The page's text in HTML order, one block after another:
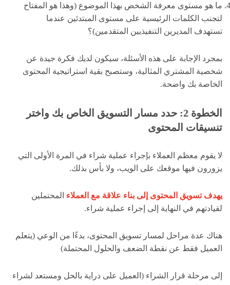
ما هو مستوى معرفة الشخص بهذا الموضوع (وهذا هو المفتاح
لتجنب الكلمات الرئيسية على مستوى المبتدئين عندما
تستهدف المديرين التنفيذيين المتقدمين)؟
بمجرد الإجابة على هذه الأسئلة، سيكون لديك فكرة جيدة عن
شخصية المشتري المثالية، وستصبح بقية استراتيجية المحتوى
الخاصة بك واضحة.
الخطوة 2: حدد مسار التسويق الخاص بك واختر
تنسيقات المحتوى
لا يقوم معظم العملاء بإجراء عملية شراء في المرة الأولى التي
يزورون فيها موقعك على الويب، ولا بأس بذلك.
يهدف تسويق المحتوى إلى بناء علاقة مع العملاء المحتملين
لقيادتهم في النهاية إلى إجراء عملية شراء.
هناك عدة مراحل لمسار تسويق المحتوى، بدءًا من الوعي (يتعلم
العميل فقط عن نقطة الضعف والحلول المحتملة)
إلى مرحلة قرار الشراء (العميل على دراية بالحل ومستعد لشراء